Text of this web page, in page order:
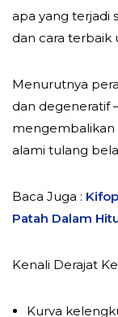
apa yang terjadi
dan cara terbaik
Menurutnya
dan degeneratif
mengembalikan
alami tulang
Baca Juga :
Patah Dalam
Kenali Derajat
Kurva